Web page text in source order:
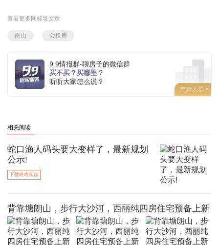
查看更多同标签文章
南山 公租房
9.9情报群-聊房子的微信群
买不买？买哪里？
听听大家怎么说？
申请入群 >
相关阅读
蛇口渔人码头要大变样了，最新规划
公示!
下载咚咚阅读
背靠塘朗山，步行大沙河，西丽纯四房住宅预备上新